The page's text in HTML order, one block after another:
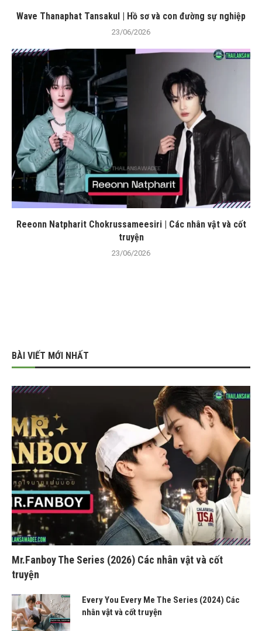
Wave Thanaphat Tansakul | Hồ sơ và con đường sự nghiệp
23/06/2026
Reeonn Natpharit Chokrussameesiri | Các nhân vật và cốt
truyện
23/06/2026
BÀI VIẾT MỚI NHẤT
Mr.Fanboy The Series (2026) Các nhân vật và cốt
truyện
Every You Every Me The Series (2024) Các
nhân vật và cốt truyện